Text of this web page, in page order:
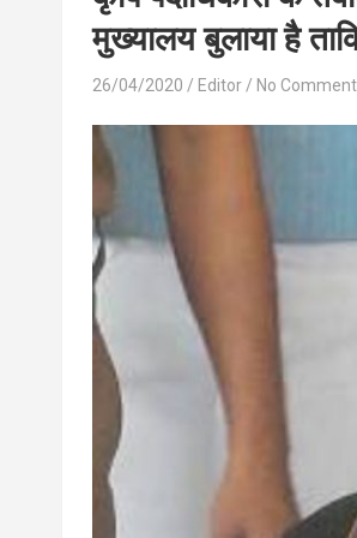
मुख्यालय बुलाया है
26/04/2020 Editor No